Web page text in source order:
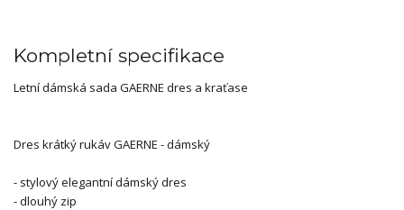
Kompletní specifikace
Letní dámská sada GAERNE dres a kraťase
Dres krátký rukáv GAERNE - dámský
- stylový elegantní dámský dres
- dlouhý zip